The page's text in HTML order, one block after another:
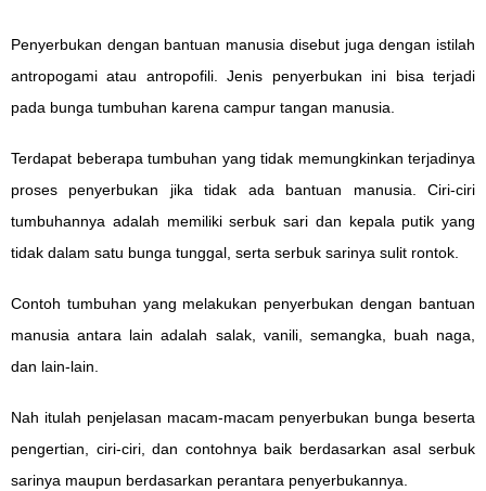
Penyerbukan dengan bantuan manusia disebut juga dengan istilah
antropogami atau antropofili. Jenis penyerbukan ini bisa terjadi
pada bunga tumbuhan karena campur tangan manusia.
Terdapat beberapa tumbuhan yang tidak memungkinkan terjadinya
proses penyerbukan jika tidak ada bantuan manusia. Ciri-ciri
tumbuhannya adalah memiliki serbuk sari dan kepala putik yang
tidak dalam satu bunga tunggal, serta serbuk sarinya sulit rontok.
Contoh tumbuhan yang melakukan penyerbukan dengan bantuan
manusia antara lain adalah salak, vanili, semangka, buah naga,
dan lain-lain.
Nah itulah penjelasan macam-macam penyerbukan bunga beserta
pengertian, ciri-ciri, dan contohnya baik berdasarkan asal serbuk
sarinya maupun berdasarkan perantara penyerbukannya.